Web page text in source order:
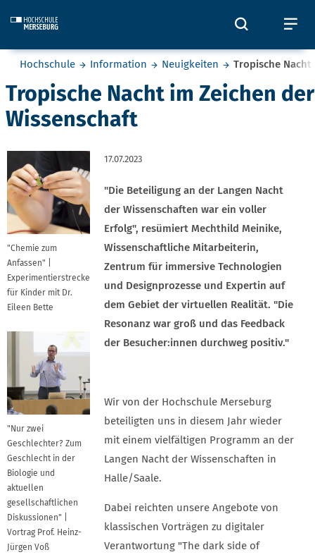
Öffnet
Sie befinden sich hier:
Hochschule Information Neuigkeiten Tropische
Tropische Nacht im Zeichen der
Wissenschaft
"Chemie zum
Anfassen" |
Experimentierstrecke
für Kinder mit Dr.
Eileen Bette
"Nur zwei
Geschlechter? Zum
Geschlecht in der
Biologie und
aktuellen
gesellschaftlichen
Diskussionen" |
Vortrag Prof. Heinz-
Jürgen Voß
17.07.2023
"Die Beteiligung an der Langen Nacht
der Wissenschaften war ein voller
Erfolg", resümiert Mechthild Meinike,
Wissenschaftliche Mitarbeiterin,
Zentrum für immersive Technologien
und Designprozesse und Expertin auf
dem Gebiet der virtuellen Realität. "Die
Resonanz war groß und das Feedback
der Besucher:innen durchweg positiv."
Wir von der Hochschule Merseburg
beteiligten uns in diesem Jahr wieder
mit einem vielfältigen Programm an der
Langen Nacht der Wissenschaften in
Halle/Saale.
Dabei reichten unsere Angebote von
klassischen Vorträgen zu digitaler
Verantwortung "The dark side of